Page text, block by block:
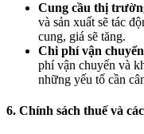
Cung cầu thị
và sản xuất sẽ tác
cung, giá sẽ tăng.
Chi phí vận
phí vận chuyển và
những yếu tố cần
6. Chính sách thuế và